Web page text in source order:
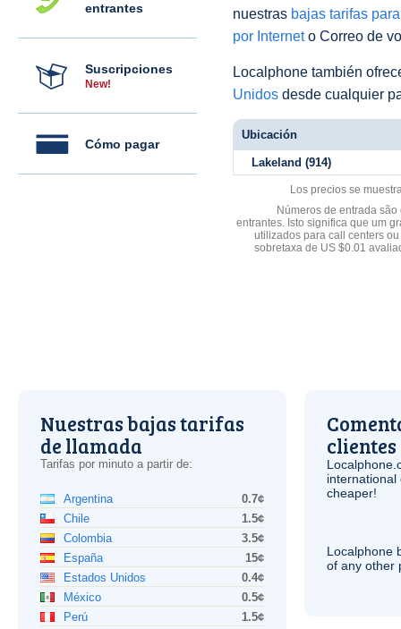
entrantes
Suscripciones
New!
Cómo pagar
nuestras bajas tarifas
por Interneto Correo de
Localphone también
Unidos desde cualquier
Ubicación
Lakeland (914)
Los precios se
Números de entrada
entrantes. Isto significa que um
utilizados para call centers
sobretaxa de US $0.01
Nuestras bajas tarifas
de llamada
Tarifas por minuto a partir de:
Argentina
0.7¢
Chile
1.5¢
Colombia
3.5¢
España
15¢
Estados Unidos
0.4¢
México
0.5¢
Perú
1.5¢
clientes
international
cheaper!
Localphone
of any other